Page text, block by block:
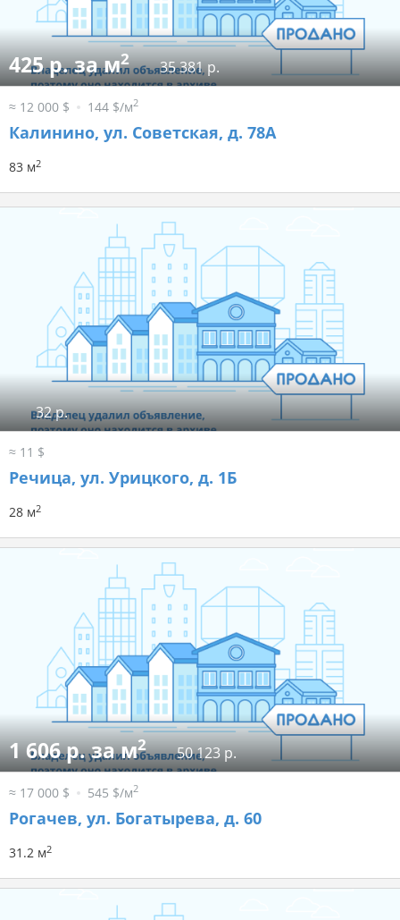
425 р. за м2 35 381 р.
≈ 12 000 $ 144 $/м2
Калинино, ул. Советская, д. 78А
83 м2
32 р.
≈ 11 $
Речица, ул. Урицкого, д. 1Б
28 м2
1 606 р. за м2 50 123 р.
≈ 17 000 $ 545 $/м2
Рогачев, ул. Богатырева, д. 60
31.2 м2